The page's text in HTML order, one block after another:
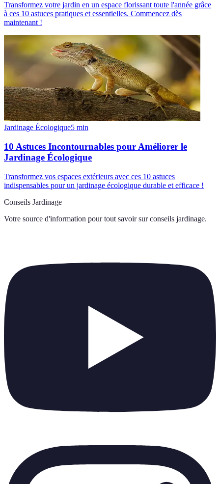
Transformez votre jardin en un espace florissant toute l'année grâce
à ces 10 astuces pratiques et essentielles. Commencez dès
maintenant !
Jardinage Écologique5 min
10 Astuces Incontournables pour Améliorer le
Jardinage Écologique
Transformez vos espaces extérieurs avec ces 10 astuces
indispensables pour un jardinage écologique durable et efficace !
Conseils Jardinage
Votre source d'information pour tout savoir sur conseils jardinage.